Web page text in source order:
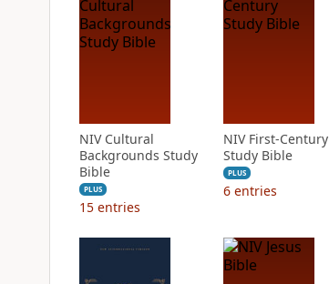
NIV Cultural
Backgrounds Study
Bible
PLUS
15 entries
NIV First-Century
Study Bible
PLUS
6 entries